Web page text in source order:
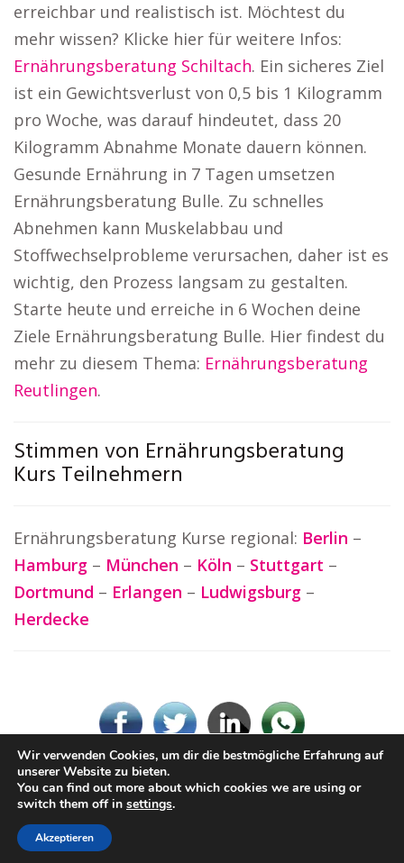
erreichbar und realistisch ist. Möchtest du
mehr wissen? Klicke hier für weitere Infos:
Ernährungsberatung Schiltach. Ein sicheres Ziel
ist ein Gewichtsverlust von 0,5 bis 1 Kilogramm
pro Woche, was darauf hindeutet, dass 20
Kilogramm Abnahme Monate dauern können.
Gesunde Ernährung in 7 Tagen umsetzen
Ernährungsberatung Bulle. Zu schnelles
Abnehmen kann Muskelabbau und
Stoffwechselprobleme verursachen, daher ist es
wichtig, den Prozess langsam zu gestalten.
Starte heute und erreiche in 6 Wochen deine
Ziele Ernährungsberatung Bulle. Hier findest du
mehr zu diesem Thema: Ernährungsberatung
Reutlingen.
Stimmen von Ernährungsberatung
Kurs Teilnehmern
Ernährungsberatung Kurse regional: Berlin –
Hamburg – München – Köln – Stuttgart –
Dortmund – Erlangen – Ludwigsburg –
Herdecke
© Ernaehrungsberatung.rocks
Impressum / Datenschutz
Wir verwenden Cookies, um dir die bestmögliche Erfahrung auf
unserer Website zu bieten.
You can find out more about which cookies we are using or
switch them off in settings.
Akzeptieren